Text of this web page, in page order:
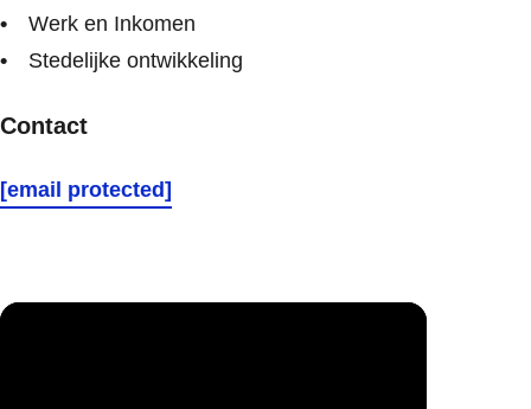
Werk en Inkomen
Stedelijke ontwikkeling
Contact
[email protected]